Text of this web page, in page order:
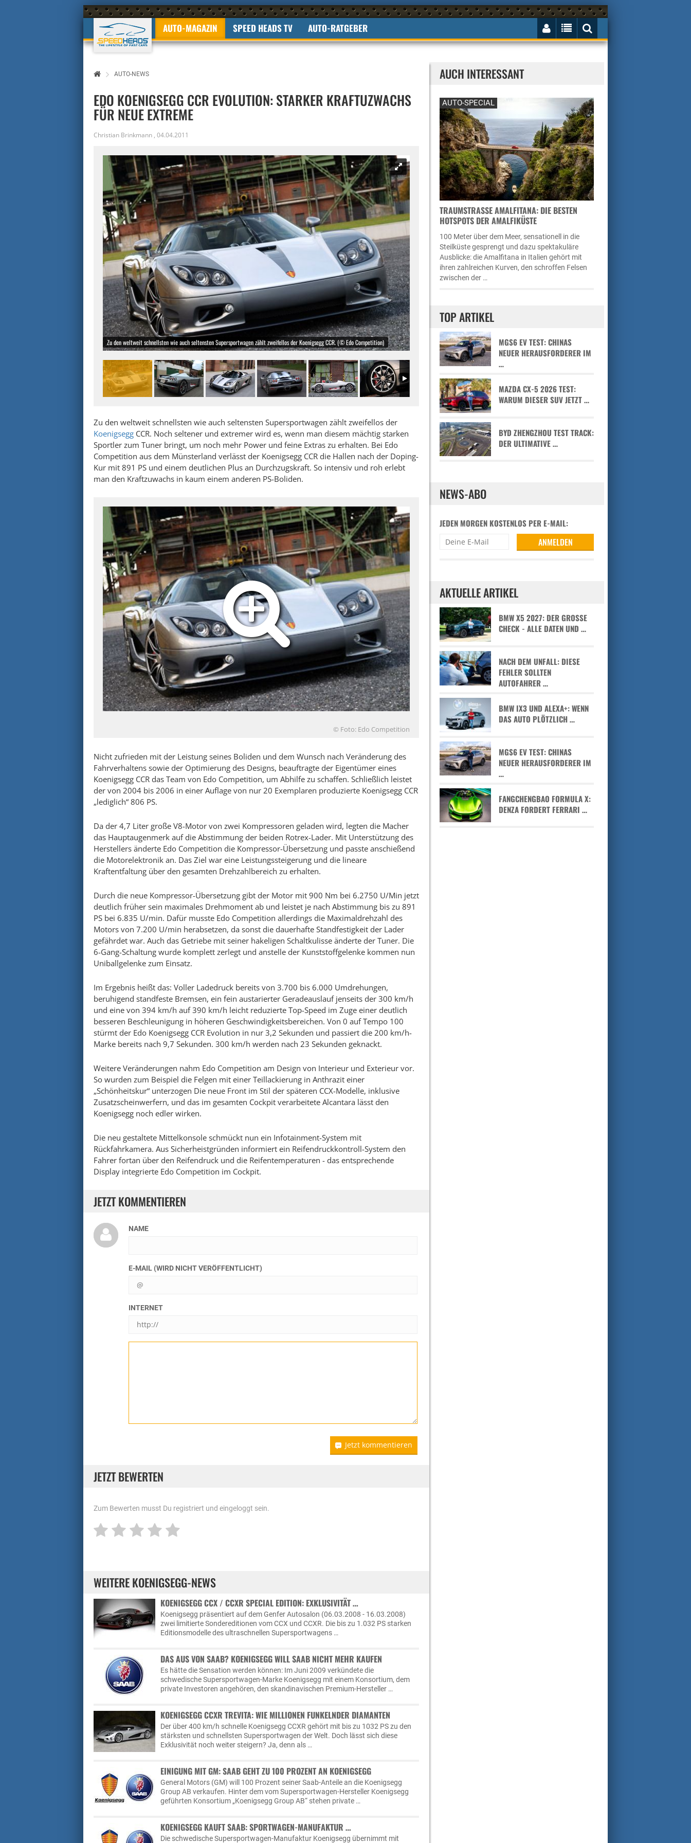
AUTO-MAGAZIN SPEED HEADS TV AUTO-RATGEBER
AUTO-NEWS
EDO KOENIGSEGG CCR EVOLUTION: STARKER KRAFTUZWACHS
FÜR NEUE EXTREME
Christian Brinkmann , 04.04.2011
Zu den weltweit schnellsten wie auch seltensten Supersportwagen zählt zweifellos der Koenigsegg CCR. (© Edo Competition)
Zu den weltweit schnellsten wie auch seltensten Supersportwagen zählt zweifellos der
Koenigsegg CCR. Noch seltener und extremer wird es, wenn man diesem mächtig starken
Sportler zum Tuner bringt, um noch mehr Power und feine Extras zu erhalten. Bei Edo
Competition aus dem Münsterland verlässt der Koenigsegg CCR die Hallen nach der Doping-
Kur mit 891 PS und einem deutlichen Plus an Durchzugskraft. So intensiv und roh erlebt
man den Kraftzuwachs in kaum einem anderen PS-Boliden.
© Foto: Edo Competition
Nicht zufrieden mit der Leistung seines Boliden und dem Wunsch nach Veränderung des
Fahrverhaltens sowie der Optimierung des Designs, beauftragte der Eigentümer eines
Koenigsegg CCR das Team von Edo Competition, um Abhilfe zu schaffen. Schließlich leistet
der von 2004 bis 2006 in einer Auflage von nur 20 Exemplaren produzierte Koenigsegg CCR
„lediglich“ 806 PS.
Da der 4,7 Liter große V8-Motor von zwei Kompressoren geladen wird, legten die Macher
das Hauptaugenmerk auf die Abstimmung der beiden Rotrex-Lader. Mit Unterstützung des
Herstellers änderte Edo Competition die Kompressor-Übersetzung und passte anschießend
die Motorelektronik an. Das Ziel war eine Leistungssteigerung und die lineare
Kraftentfaltung über den gesamten Drehzahlbereich zu erhalten.
Durch die neue Kompressor-Übersetzung gibt der Motor mit 900 Nm bei 6.2750 U/Min jetzt
deutlich früher sein maximales Drehmoment ab und leistet je nach Abstimmung bis zu 891
PS bei 6.835 U/min. Dafür musste Edo Competition allerdings die Maximaldrehzahl des
Motors von 7.200 U/min herabsetzen, da sonst die dauerhafte Standfestigkeit der Lader
gefährdet war. Auch das Getriebe mit seiner hakeligen Schaltkulisse änderte der Tuner. Die
6-Gang-Schaltung wurde komplett zerlegt und anstelle der Kunststoffgelenke kommen nun
Uniballgelenke zum Einsatz.
Im Ergebnis heißt das: Voller Ladedruck bereits von 3.700 bis 6.000 Umdrehungen,
beruhigend standfeste Bremsen, ein fein austarierter Geradeauslauf jenseits der 300 km/h
und eine von 394 km/h auf 390 km/h leicht reduzierte Top-Speed im Zuge einer deutlich
besseren Beschleunigung in höheren Geschwindigkeitsbereichen. Von 0 auf Tempo 100
stürmt der Edo Koenigsegg CCR Evolution in nur 3,2 Sekunden und passiert die 200 km/h-
Marke bereits nach 9,7 Sekunden. 300 km/h werden nach 23 Sekunden geknackt.
Weitere Veränderungen nahm Edo Competition am Design von Interieur und Exterieur vor.
So wurden zum Beispiel die Felgen mit einer Teillackierung in Anthrazit einer
„Schönheitskur“ unterzogen Die neue Front im Stil der späteren CCX-Modelle, inklusive
Zusatzscheinwerfern, und das im gesamten Cockpit verarbeitete Alcantara lässt den
Koenigsegg noch edler wirken.
Die neu gestaltete Mittelkonsole schmückt nun ein Infotainment-System mit
Rückfahrkamera. Aus Sicherheistgründen informiert ein Reifendruckkontroll-System den
Fahrer fortan über den Reifendruck und die Reifentemperaturen - das entsprechende
Display integrierte Edo Competition im Cockpit.
JETZT KOMMENTIEREN
NAME
E-MAIL (WIRD NICHT VERÖFFENTLICHT)
INTERNET
Jetzt kommentieren
JETZT BEWERTEN
Zum Bewerten musst Du registriert und eingeloggt sein.
WEITERE KOENIGSEGG-NEWS
KOENIGSEGG CCX / CCXR SPECIAL EDITION: EXKLUSIVITÄT …
Koenigsegg präsentiert auf dem Genfer Autosalon (06.03.2008 - 16.03.2008)
zwei limitierte Sondereditionen vom CCX und CCXR. Die bis zu 1.032 PS starken
Editionsmodelle des ultraschnellen Supersportwagens …
DAS AUS VON SAAB? KOENIGSEGG WILL SAAB NICHT MEHR KAUFEN
Es hätte die Sensation werden können: Im Juni 2009 verkündete die
schwedische Supersportwagen-Marke Koenigsegg mit einem Konsortium, dem
private Investoren angehören, den skandinavischen Premium-Hersteller …
KOENIGSEGG CCXR TREVITA: WIE MILLIONEN FUNKELNDER DIAMANTEN
Der über 400 km/h schnelle Koenigsegg CCXR gehört mit bis zu 1032 PS zu den
stärksten und schnellsten Supersportwagen der Welt. Doch lässt sich diese
Exklusivität noch weiter steigern? Ja, denn als …
EINIGUNG MIT GM: SAAB GEHT ZU 100 PROZENT AN KOENIGSEGG
General Motors (GM) will 100 Prozent seiner Saab-Anteile an die Koenigsegg
Group AB verkaufen. Hinter dem vom Supersportwagen-Hersteller Koenigsegg
geführten Konsortium „Koenigsegg Group AB“ stehen private …
KOENIGSEGG KAUFT SAAB: SPORTWAGEN-MANUFAKTUR …
Die schwedische Supersportwagen-Manufaktur Koenigsegg übernimmt mit
AUCH INTERESSANT
AUTO-SPECIAL
TRAUMSTRASSE AMALFITANA: DIE BESTEN H
OTSPOTS DER AMALFIKÜSTE
100 Meter über dem Meer, sensationell in die
Steilküste gesprengt und dazu spektakuläre
Ausblicke: die Amalfitana in Italien gehört mit
ihren zahlreichen Kurven, den schroffen Felsen
zwischen der …
TOP ARTIKEL
MGS6 EV TEST: CHINAS
NEUER HERAUSFORDERER IM
…
MAZDA CX-5 2026 TEST:
WARUM DIESER SUV JETZT …
BYD ZHENGZHOU TEST TRACK:
DER ULTIMATIVE …
NEWS-ABO
JEDEN MORGEN KOSTENLOS PER E-MAIL:
AKTUELLE ARTIKEL
BMW X5 2027: DER GROSSE C
HECK - ALLE DATEN UND …
NACH DEM UNFALL: DIESE
FEHLER SOLLTEN
AUTOFAHRER …
BMW IX3 UND ALEXA+: WENN
DAS AUTO PLÖTZLICH …
MGS6 EV TEST: CHINAS
NEUER HERAUSFORDERER IM
…
FANGCHENGBAO FORMULA X:
DENZA FORDERT FERRARI …